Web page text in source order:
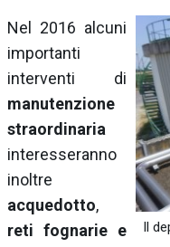
Il
Nel 2016 alcuni
importanti
interventi di
manutenzione
straordinaria
interesseranno
inoltre
acquedotto,
reti fognarie e